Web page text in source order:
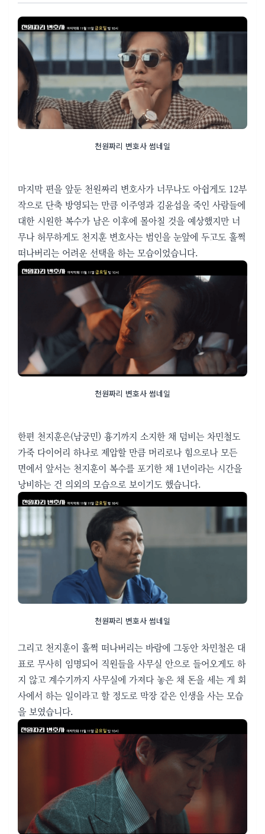
천원짜리 변호사 썸네일
마지막 편을 앞둔 천원짜리 변호사가 너무나도 아쉽게도 12부
작으로 단축 방영되는 만큼 이주영과 김윤섭을 죽인 사람들에
대한 시원한 복수가 남은 이후에 몰아칠 것을 예상했지만 너
무나 허무하게도 천지훈 변호사는 범인을 눈앞에 두고도 훌쩍
떠나버리는 어려운 선택을 하는 모습이었습니다.
천원짜리 변호사 썸네일
한편 천지훈은(남궁민) 흉기까지 소지한 채 덤비는 차민철도
가죽 다이어리 하나로 제압할 만큼 머리로나 힘으로나 모든
면에서 앞서는 천지훈이 복수를 포기한 채 1년이라는 시간을
낭비하는 건 의외의 모습으로 보이기도 했습니다.
천원짜리 변호사 썸네일
그리고 천지훈이 훌쩍 떠나버리는 바람에 그동안 차민철은 대
표로 무사히 임명되어 직원들을 사무실 안으로 들어오게도 하
지 않고 계수기까지 사무실에 가져다 놓은 채 돈을 세는 게 회
사에서 하는 일이라고 할 정도로 막장 같은 인생을 사는 모습
을 보였습니다.